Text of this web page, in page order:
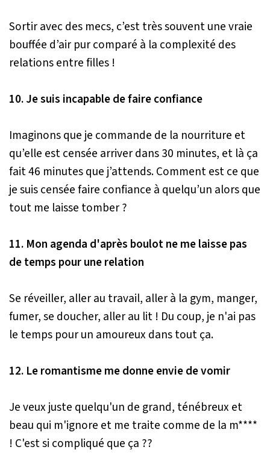
Sortir avec des mecs, c’est très souvent une vraie
bouffée d’air pur comparé à la complexité des
relations entre filles !
10. Je suis incapable de faire confiance
Imaginons que je commande de la nourriture et
qu’elle est censée arriver dans 30 minutes, et là ça
fait 46 minutes que j’attends. Comment est ce que
je suis censée faire confiance à quelqu’un alors que
tout me laisse tomber ?
11. Mon agenda d'après boulot ne me laisse pas
de temps pour une relation
Se réveiller, aller au travail, aller à la gym, manger,
fumer, se doucher, aller au lit ! Du coup, je n'ai pas
le temps pour un amoureux dans tout ça.
12. Le romantisme me donne envie de vomir
Je veux juste quelqu'un de grand, ténébreux et
beau qui m'ignore et me traite comme de la m****
! C'est si compliqué que ça ??